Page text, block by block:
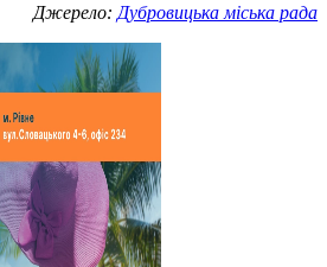
Джерело: Дубровицька міська рада